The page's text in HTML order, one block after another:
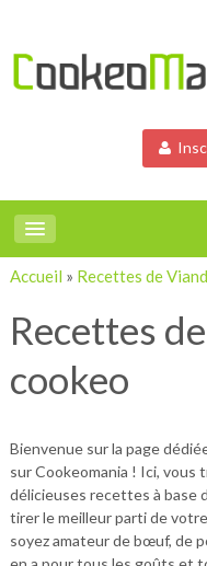
Accueil » Recettes de
Recettes
cookeo
Bienvenue sur la page
sur Cookeomania ! Ici, vous
délicieuses recettes à base
tirer le meilleur parti de
soyez amateur de bœuf, de